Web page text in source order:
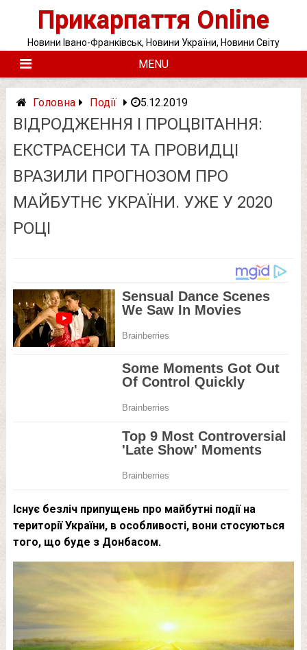
Прикарпаття Online
Новини Івано-Франківськ, Новини України, Новини Світу
MENU
Головна Події 5.12.2019
ВІДРОДЖЕННЯ І ПРОЦВІТАННЯ:
ЕКСТРАСЕНСИ ТА ПРОВИДЦІ
ВРАЗИЛИ ПРОГНОЗОМ ПРО
МАЙБУТНЄ УКРАЇНИ. УЖЕ У 2020
РОЦІ
Існує безліч припущень про майбутні події на
території України, в особливості, вони стосуються
того, що буде з Донбасом.